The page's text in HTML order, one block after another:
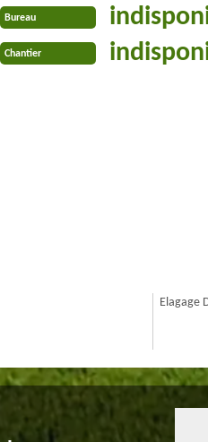
Bureau
Chantier
Elagage